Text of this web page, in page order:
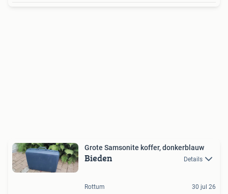
Grote Samsonite koffer, donkerblauw
Bieden Details
Rottum 30 jul 26